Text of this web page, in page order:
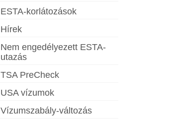
ESTA-korlátozások
Hírek
Nem engedélyezett ESTA-
utazás
TSA PreCheck
USA vízumok
Vízumszabály-változás